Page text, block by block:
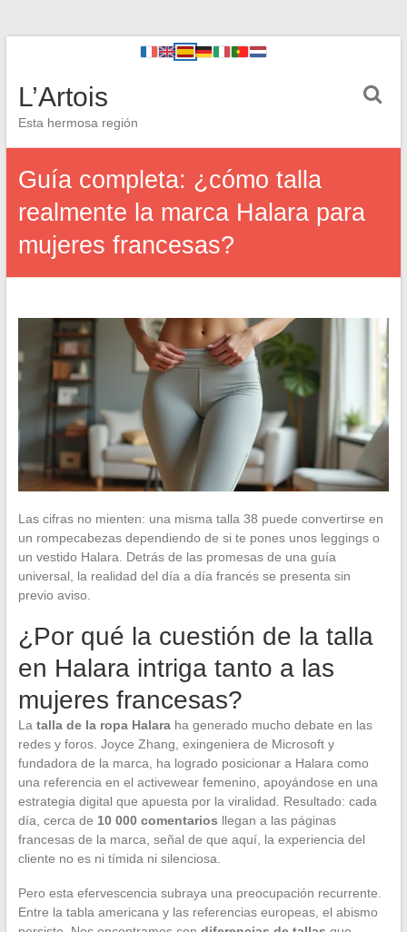
L’Artois
Esta hermosa región
Guía completa: ¿cómo talla
realmente la marca Halara para
mujeres francesas?
Las cifras no mienten: una misma talla 38 puede convertirse en
un rompecabezas dependiendo de si te pones unos leggings o
un vestido Halara. Detrás de las promesas de una guía
universal, la realidad del día a día francés se presenta sin
previo aviso.
¿Por qué la cuestión de la talla
en Halara intriga tanto a las
mujeres francesas?
La talla de la ropa Halaraha generado mucho debate en las
redes y foros. Joyce Zhang, exingeniera de Microsoft y
fundadora de la marca, ha logrado posicionar a Halara como
una referencia en el activewear femenino, apoyándose en una
estrategia digital que apuesta por la viralidad. Resultado: cada
día, cerca de 10 000 comentarios llegan a las páginas
francesas de la marca, señal de que aquí, la experiencia del
cliente no es ni tímida ni silenciosa.
Pero esta efervescencia subraya una preocupación recurrente.
Entre la tabla americana y las referencias europeas, el abismo